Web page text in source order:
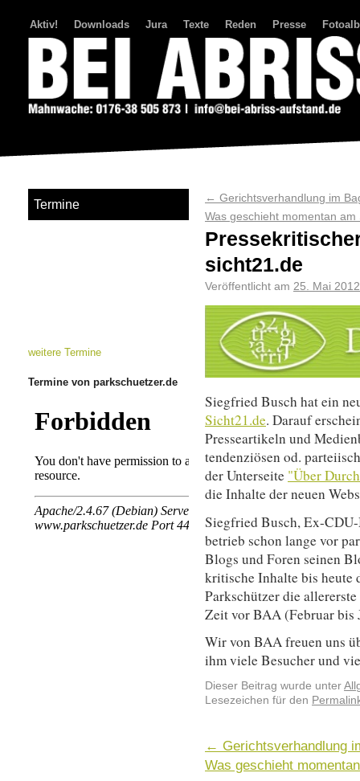
Aktiv! Downloads Jura Texte Reden Presse
← Gerichtsverhandlung im
Was geschieht momentan
sicht21.de
Veröffentlicht am 25. Mai 2012
Siegfried Busch hat ein
Sicht21.de. Darauf
Presseartikeln und
tendenziösen od.
der Unterseite "Über
die Inhalte der neuen
Siegfried Busch, Ex-
betrieb schon lange vor
Blogs und Foren seinen
kritische Inhalte bis heute
Parkschützer die
Zeit vor BAA (Februar bis
Wir von BAA freuen uns
ihm viele Besucher und
Dieser Beitrag wurde unter
Lesezeichen für den
← Gerichtsverhandlung
Was geschieht
Termine
weitere Termine
Termine von parkschuetzer.de